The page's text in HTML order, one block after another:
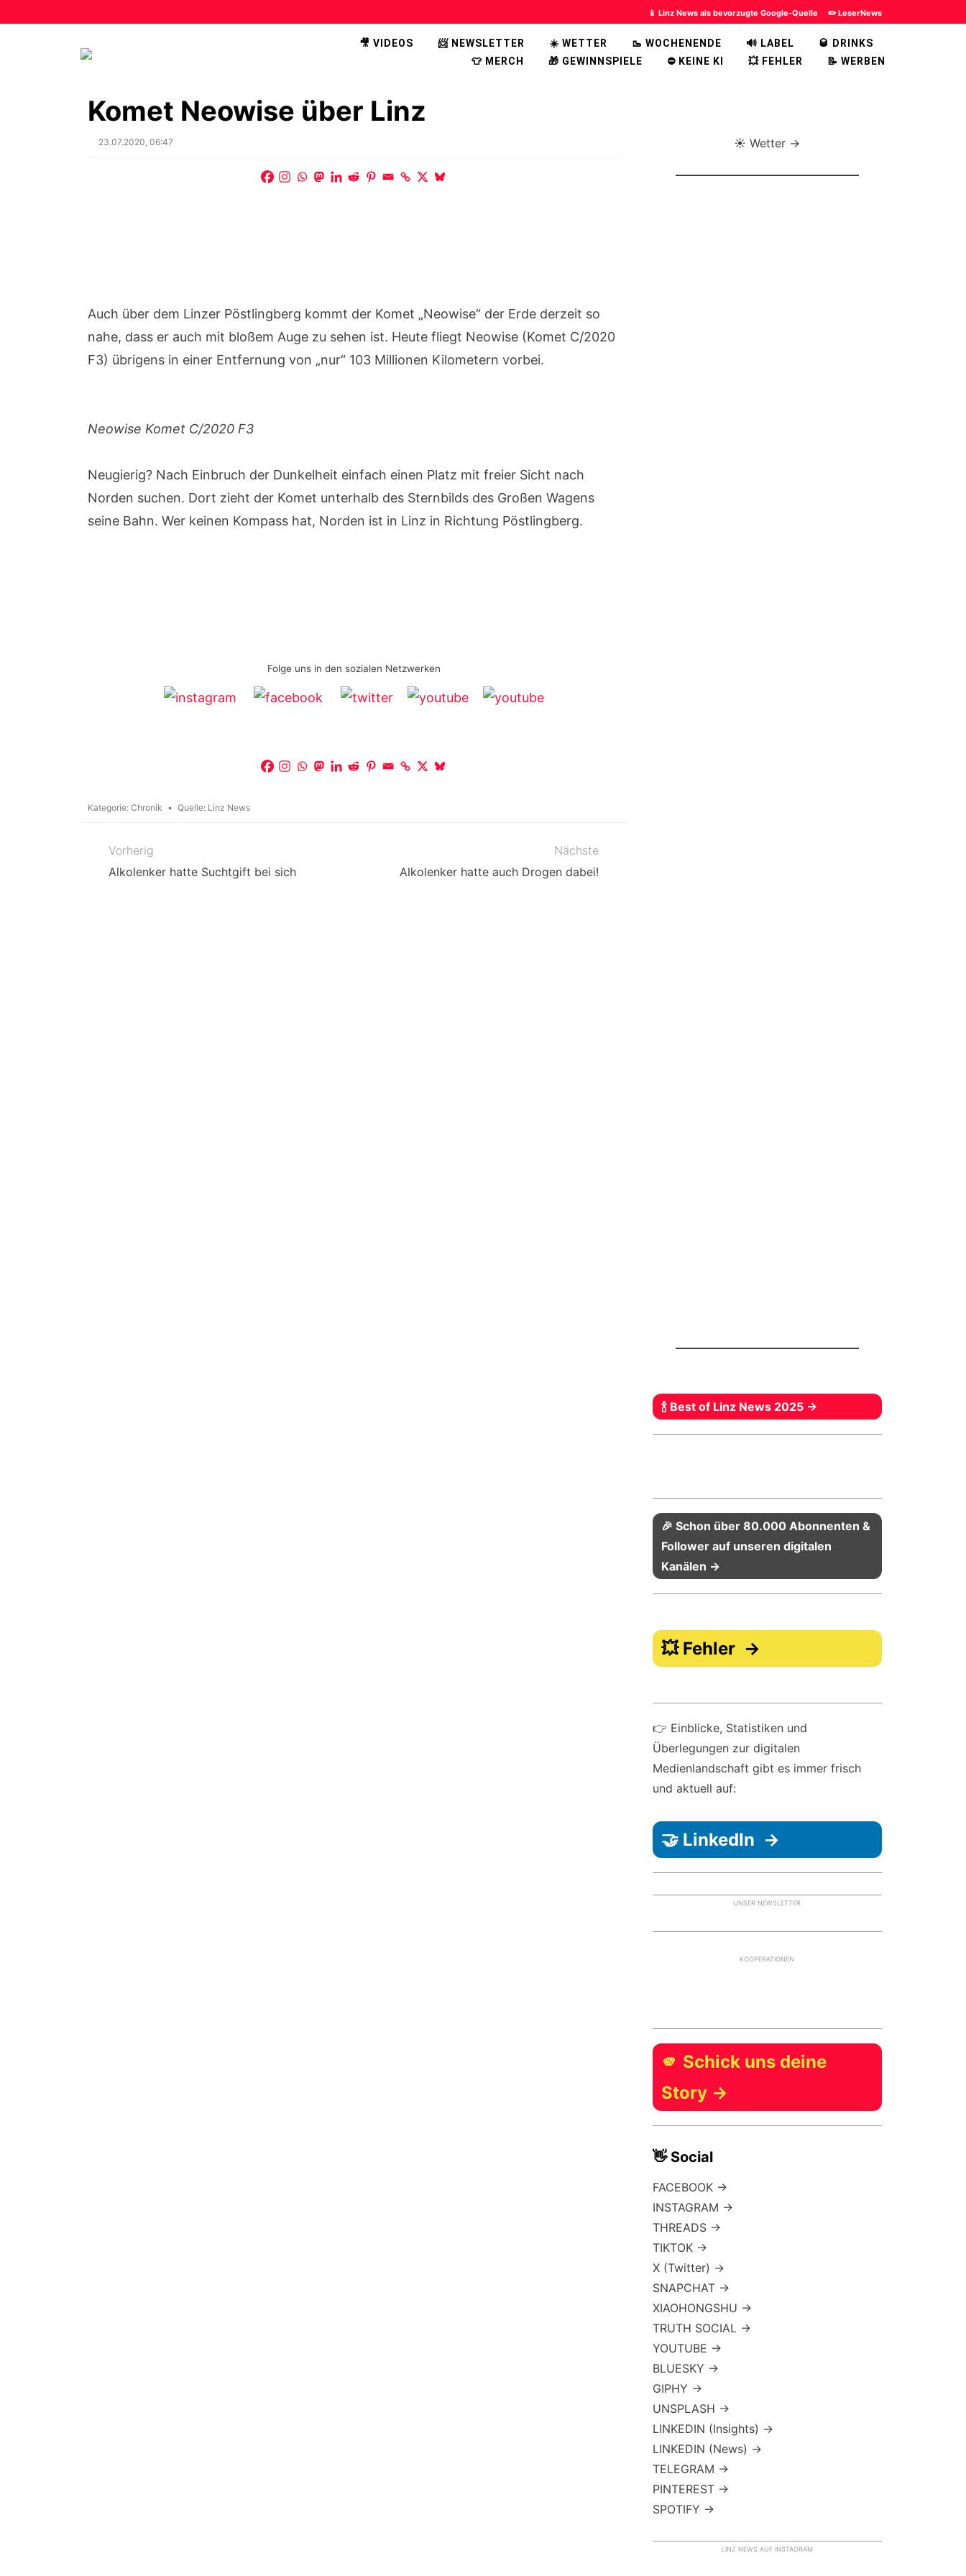
📱 Linz News als bevorzugte Google-Quelle ✏️ LeserNews
🎥 VIDEOS 📨 NEWSLETTER ☀️ WETTER 🥾 WOCHENENDE 🔊 LABEL
🥃 DRINKS
👕 MERCH
🎁 GEWINNSPIELE ⛔ KEINE KI 💥 FEHLER 📝 WERBEN
Komet Neowise über Linz
Posted
23.07.2020, 06:47
Auch über dem Linzer Pöstlingberg kommt der Komet „Neowise“ der Erde derzeit so
nahe, dass er auch mit bloßem Auge zu sehen ist. Heute fliegt Neowise (Komet C/2020
F3) übrigens in einer Entfernung von „nur“ 103 Millionen Kilometern vorbei.
Neowise Komet C/2020 F3
Neugierig? Nach Einbruch der Dunkelheit einfach einen Platz mit freier Sicht nach
Norden suchen. Dort zieht der Komet unterhalb des Sternbilds des Großen Wagens
seine Bahn. Wer keinen Kompass hat, Norden ist in Linz in Richtung Pöstlingberg.
Folge uns in den sozialen Netzwerken
Kategorie: Chronik Quelle: Linz News
Beitragsnavigation
Vorherig
Alkolenker hatte Suchtgift bei sich
Nächste
Alkolenker hatte auch Drogen dabei!
☀️ Wetter →
🍾 Best of Linz News 2025 →
🎉 Schon über 80.000 Abonnenten &
Follower auf unseren digitalen
Kanälen →
💥 Fehler →
👉 Einblicke, Statistiken und
Überlegungen zur digitalen
Medienlandschaft gibt es immer frisch
und aktuell auf:
🤝 LinkedIn →
UNSER NEWSLETTER
KOOPERATIONEN
🫵 Schick uns deine
Story →
👋 Social
FACEBOOK →
INSTAGRAM →
THREADS →
TIKTOK →
X (Twitter) →
SNAPCHAT →
XIAOHONGSHU →
TRUTH SOCIAL →
YOUTUBE →
BLUESKY →
GIPHY →
UNSPLASH →
LINKEDIN (Insights) →
LINKEDIN (News) →
TELEGRAM →
PINTEREST →
SPOTIFY →
LINZ NEWS AUF INSTAGRAM